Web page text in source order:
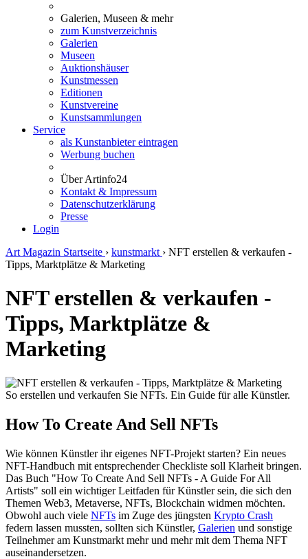
Galerien, Museen & mehr
zum Kunstverzeichnis
Galerien
Museen
Auktionshäuser
Kunstmessen
Editionen
Kunstvereine
Kunstsammlungen
Service
als Kunstanbieter eintragen
Werbung buchen
Über Artinfo24
Kontakt & Impressum
Datenschutzerklärung
Presse
Login
Art Magazin Startseite › kunstmarkt › NFT erstellen & verkaufen -
Tipps, Marktplätze & Marketing
NFT erstellen & verkaufen -
Tipps, Marktplätze &
Marketing
So erstellen und verkaufen Sie NFTs. Ein Guide für alle Künstler.
How To Create And Sell NFTs
Wie können Künstler ihr eigenes NFT-Projekt starten? Ein neues
NFT-Handbuch mit entsprechender Checkliste soll Klarheit bringen.
Das Buch "How To Create And Sell NFTs - A Guide For All
Artists" soll ein wichtiger Leitfaden für Künstler sein, die sich den
Themen Web3, Metaverse, NFTs, Blockchain widmen möchten.
Obwohl auch viele NFTs im Zuge des jüngsten Krypto Crash
federn lassen mussten, sollten sich Künstler, Galerien und sonstige
Teilnehmer am Kunstmarkt mehr und mehr mit dem Thema NFT
auseinandersetzen.